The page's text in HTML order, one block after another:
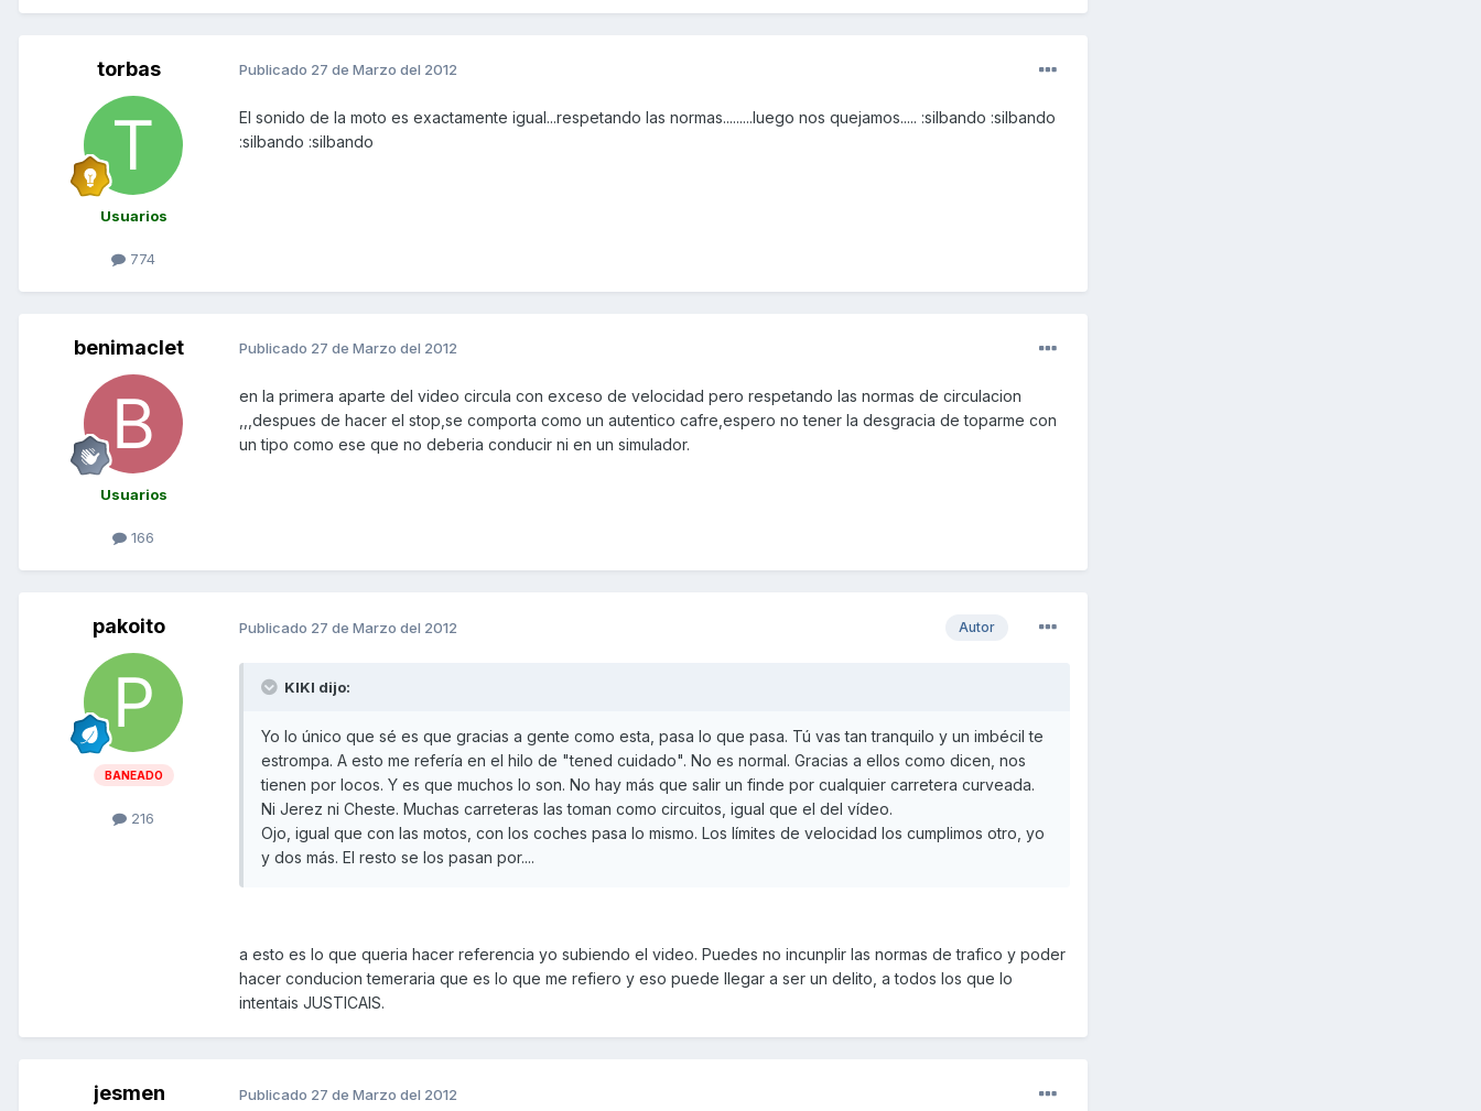
torbas
Usuarios
774
Publicado 27 de Marzo del 2012
El sonido de la moto es exactamente igual...respetando las normas.........luego nos quejamos..... :silbando :silbando
:silbando :silbando
benimaclet
Usuarios
166
Publicado 27 de Marzo del 2012
en la primera aparte del video circula con exceso de velocidad pero respetando las normas de circulacion
,,,despues de hacer el stop,se comporta como un autentico cafre,espero no tener la desgracia de toparme con
un tipo como ese que no deberia conducir ni en un simulador.
pakoito
BANEADO
216
Autor
Publicado 27 de Marzo del 2012
KIKI dijo:
Yo lo único que sé es que gracias a gente como esta, pasa lo que pasa. Tú vas tan tranquilo y un imbécil te
estrompa. A esto me refería en el hilo de "tened cuidado". No es normal. Gracias a ellos como dicen, nos
tienen por locos. Y es que muchos lo son. No hay más que salir un finde por cualquier carretera curveada.
Ni Jerez ni Cheste. Muchas carreteras las toman como circuitos, igual que el del vídeo.
Ojo, igual que con las motos, con los coches pasa lo mismo. Los límites de velocidad los cumplimos otro, yo
y dos más. El resto se los pasan por....
a esto es lo que queria hacer referencia yo subiendo el video. Puedes no incunplir las normas de trafico y poder
hacer conducion temeraria que es lo que me refiero y eso puede llegar a ser un delito, a todos los que lo
intentais JUSTICAIS.
jesmen Publicado 27 de Marzo del 2012